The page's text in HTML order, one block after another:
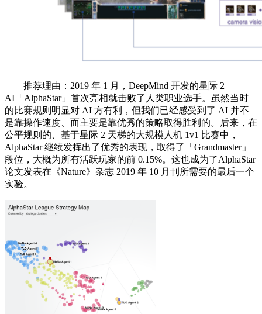
推荐理由：2019 年 1 月，DeepMind 开发的星际 2
AI「AlphaStar」首次亮相就击败了人类职业选手。虽然当时
的比赛规则明显对 AI 方有利，但我们已经感受到了 AI 并不
是靠操作速度、而主要是靠优秀的策略取得胜利的。后来，在
公平规则的、基于星际 2 天梯的大规模人机 1v1 比赛中，
AlphaStar 继续发挥出了优秀的表现，取得了「Grandmaster」
段位，大概为所有活跃玩家的前 0.15%。这也成为了AlphaStar
论文发表在《Nature》杂志 2019 年 10 月刊所需要的最后一个
实验。